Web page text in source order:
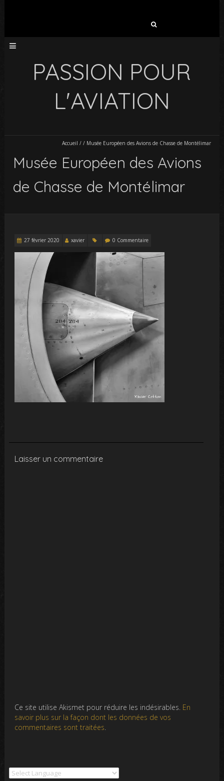
PASSION POUR
L'AVIATION
Accueil / / Musée Européen des Avions de Chasse de Montélimar
Musée Européen des Avions
de Chasse de Montélimar
27 février 2020 xavier 0 Commentaire
Laisser un commentaire
Ce site utilise Akismet pour réduire les indésirables. En
savoir plus sur la façon dont les données de vos
commentaires sont traitées.